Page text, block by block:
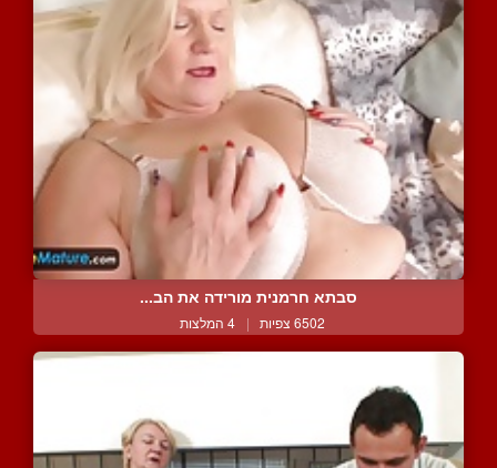
סבתא חרמנית מורידה את הב...
6502 צפיות | 4 המלצות